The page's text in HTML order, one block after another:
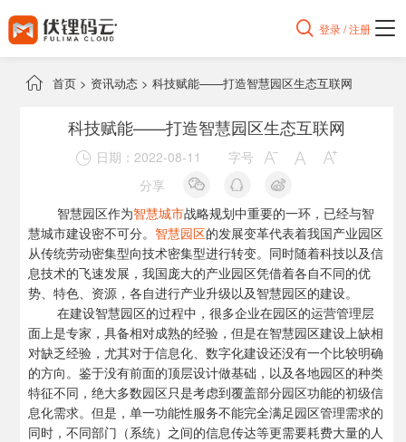
 登录 / 注册
 首页 > 资讯动态 > 科技赋能——打造智慧园区生态互联网
科技赋能——打造智慧园区生态互联网
 日期：2022-08-11 字号   
分享
智慧园区作为智慧城市战略规划中重要的一环，已经与智
慧城市建设密不可分。 智慧园区的发展变革代表着我国产业园区
从传统劳动密集型向技术密集型进行转变。同时随着科技以及信
息技术的飞速发展，我国庞大的产业园区凭借着各自不同的优
势、特色、资源，各自进行产业升级以及智慧园区的建设。
在建设智慧园区的过程中，很多企业在园区的运营管理层
面上是专家，具备相对成熟的经验，但是在智慧园区建设上缺相
对缺乏经验，尤其对于信息化、数字化建设还没有一个比较明确
的方向。鉴于没有前面的顶层设计做基础，以及各地园区的种类
特征不同，绝大多数园区只是考虑到覆盖部分园区功能的初级信
息化需求。但是，单一功能性服务不能完全满足园区管理需求的
同时，不同部门（系统）之间的信息传达等更需要耗费大量的人